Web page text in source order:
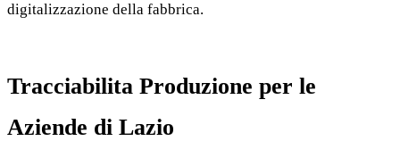
digitalizzazione della fabbrica.
Tracciabilita Produzione per le
Aziende di Lazio